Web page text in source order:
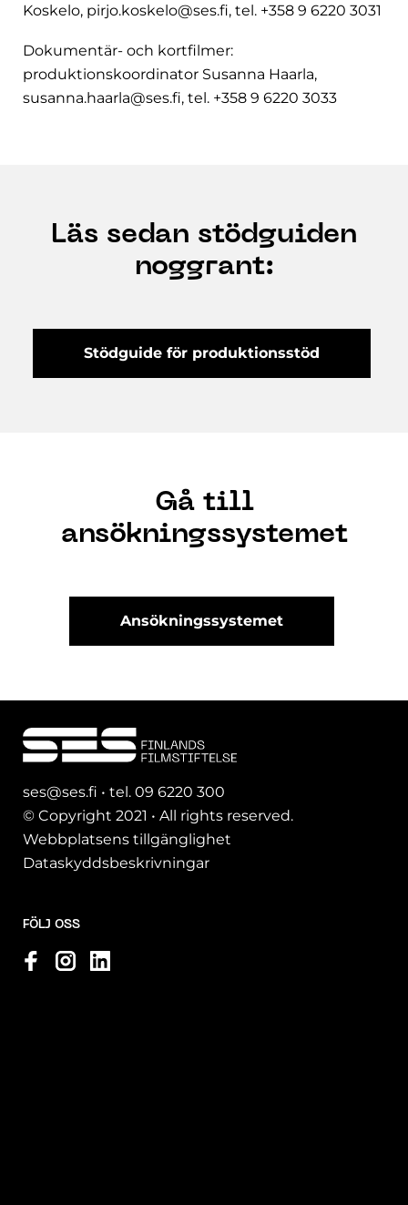
Koskelo, pirjo.koskelo@ses.fi, tel. +358 9 6220 3031
Dokumentär- och kortfilmer:
produktionskoordinator Susanna Haarla,
susanna.haarla@ses.fi, tel. +358 9 6220 3033
Läs sedan stödguiden
noggrant:
Stödguide för produktionsstöd
Gå till
ansökningssystemet
Ansökningssystemet
ses@ses.fi • tel. 09 6220 300
© Copyright 2021 • All rights reserved.
Webbplatsens tillgänglighet
Dataskyddsbeskrivningar
FÖLJ OSS